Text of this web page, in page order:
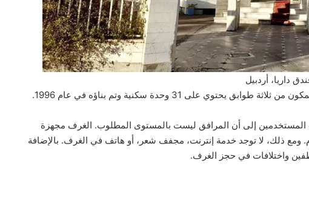
داريا، أردبيل
على 31 وحدة سكنية وتم بناؤه في عام 1996.
المستخدمين إلى أن المرافق ليست بالمستوى المطلوب. الغرف مجهزة
ومع ذلك، لا توجد خدمة إنترنت، مجفف شعر، أو هاتف في الغرف. بالإضافة
واختلافات في حجز الغرف.